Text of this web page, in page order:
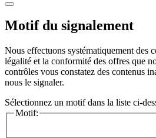
Motif du signalement
Nous effectuons systématiquement des
légalité et la conformité des offres que
contrôles vous constatez des contenus
nous le signaler.
Sélectionnez un motif dans la liste ci-
Motif: